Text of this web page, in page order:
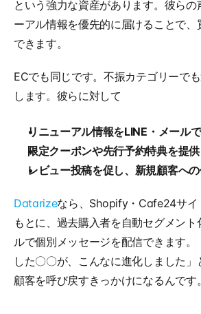
という強力な資産があります。彼らの
ーアル情報を優先的に届けることで、
できます。
ECでも同じです。不振カテゴリーで
します。彼らに対して
リニューアル情報をLINE・メール
限定クーポンや先行予約特典を提供
レビュー投稿を促し、新規顧客へ
Datarizeなら、Shopify・Cafe24サイ
もとに、過去購入者を自動セグメント
ルで個別メッセージを配信できます。
した〇〇が、こんなに進化しました
顧客を呼び戻すきっかけになるんです。